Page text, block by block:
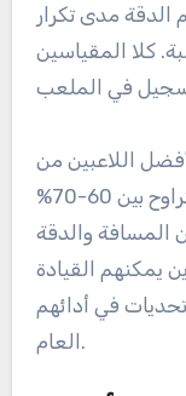
الدقة مدى تكرار
كلا المقياسين
اللاعبين من
280 إلى 320 ياردة، مع معدلات دقة تتراوح بين 60-70%
المسافة والدقة
يمكنهم القيادة
في أدائهم
العام.